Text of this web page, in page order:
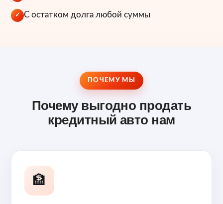
✓ С остатком долга любой суммы
ПОЧЕМУ МЫ
Почему выгодно продать
кредитный авто нам
🏦